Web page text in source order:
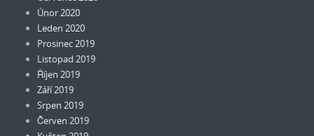
Únor 2020
Leden 2020
Prosinec 2019
Listopad 2019
Říjen 2019
Září 2019
Srpen 2019
Červen 2019